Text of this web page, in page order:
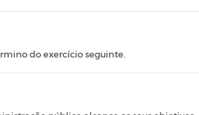
do exercício seguinte.